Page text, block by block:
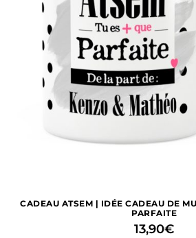
CADEAU ATSEM | IDÉE CADEAU DE
PARFAITE
13,90€